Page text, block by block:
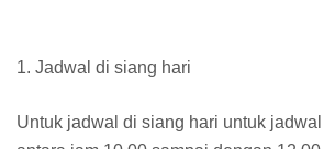
1. Jadwal di siang hari
Untuk jadwal di siang hari untuk